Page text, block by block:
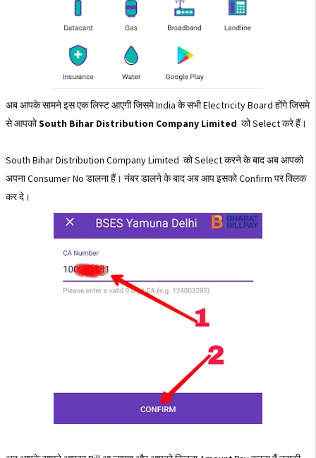
अब आपके सामने इस एक लिस्ट आएगी जिसमे India के सभी Electricity Board होंगे जिसमे
से आपकोSouth Bihar Distribution Company Limited को Select करे हैं।
South Bihar Distribution Company Limited को Select करने के बाद अब आपको
अपना Consumer No डालना हैं। नंबर डालने के बाद अब आप इसको Confirm पर क्लिक
कर दे।